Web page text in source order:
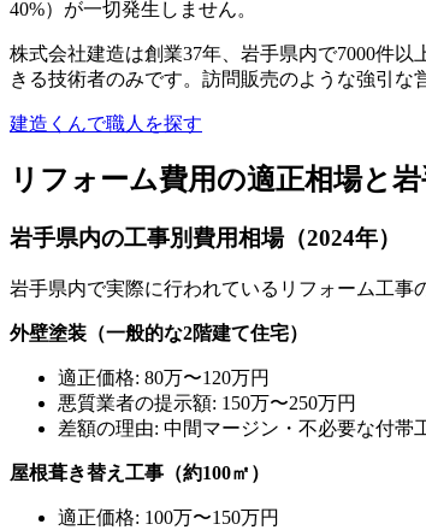
40%）が一切発生しません。
株式会社建造は創業37年、岩手県内で7000件
きる技術者のみです。訪問販売のような強引な
建造くんで職人を探す
リフォーム費用の適正相場と
岩手県内の工事別費用相場（2024年）
岩手県内で実際に行われているリフォーム工事
外壁塗装（一般的な2階建て住宅）
適正価格: 80万〜120万円
悪質業者の提示額: 150万〜250万円
差額の理由: 中間マージン・不必要な付帯
屋根葺き替え工事（約100㎡）
適正価格: 100万〜150万円